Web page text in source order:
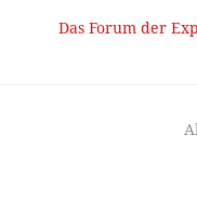
Das Forum der